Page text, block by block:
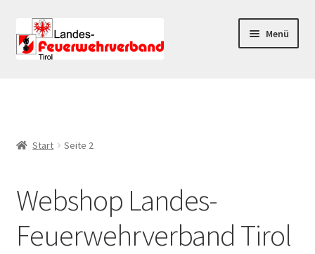
Navigation
springen
Zum
Inhalt
springen
Menü
Datenschutz
Datenschutzerklärung
Impressum
Start Seite 2
Webshop Landes-
Feuerwehrverband Tirol